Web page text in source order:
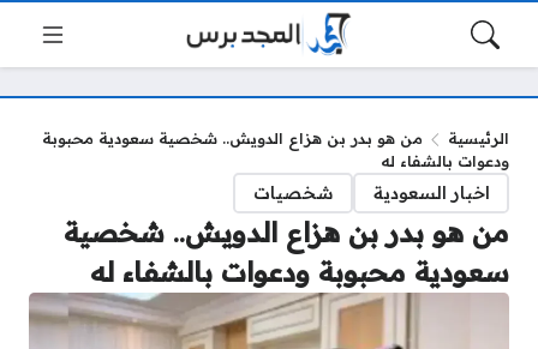
الرئيسية
من هو بدر بن هزاع الدويش.. شخصية سعودية محبوبة
ودعوات بالشفاء له
اخبار السعودية شخصيات
من هو بدر بن هزاع الدويش.. شخصية
سعودية محبوبة ودعوات بالشفاء له